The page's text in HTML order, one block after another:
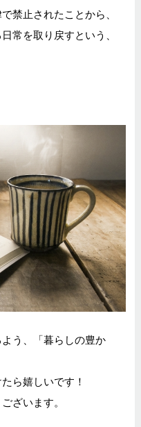
禁止されたことから、
常を取り戻すという、
う、「暮らしの豊か
ら嬉しいです！
ざいます。